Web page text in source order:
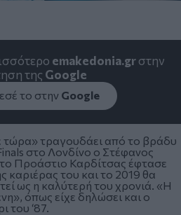
emakedonia.grστην
της Google
το στην Google
τώρα» τραγουδάει από το βράδυ
στο Λονδίνο ο Στέφανος
Προάστιο Καρδίτσας έφτασε
καριέρας του και το 2019 θα
ως η καλύτερή του χρονιά. «Η
όπως είχε δηλώσει και ο
του ‘87.